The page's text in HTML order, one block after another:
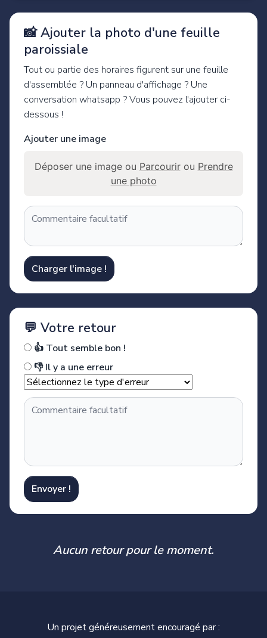
📸 Ajouter la photo d'une feuille
paroissiale
Tout ou partie des horaires figurent sur une feuille
d'assemblée ? Un panneau d'affichage ? Une
conversation whatsapp ? Vous pouvez l'ajouter ci-
dessous !
Ajouter une image
Déposer une image ou Parcourirou Prendre
une photo
Charger l'image !
💬 Votre retour
👍 Tout semble bon !
👎 Il y a une erreur
Envoyer !
Aucun retour pour le moment.
Un projet généreusement encouragé par :